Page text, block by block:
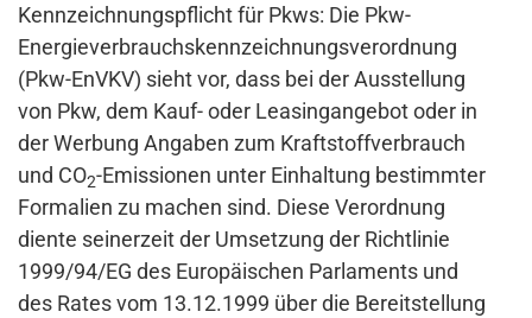
Kennzeichnungspflicht für Pkws: Die Pkw-
Energieverbrauchskennzeichnungsverordnung
(Pkw-EnVKV) sieht vor, dass bei der Ausstellung
von Pkw, dem Kauf- oder Leasingangebot oder in
der Werbung Angaben zum Kraftstoffverbrauch
und CO2-Emissionen unter Einhaltung bestimmter
Formalien zu machen sind. Diese Verordnung
diente seinerzeit der Umsetzung der Richtlinie
1999/94/EG des Europäischen Parlaments und
des Rates vom 13.12.1999 über die Bereitstellung